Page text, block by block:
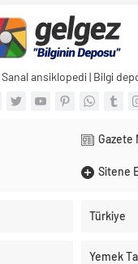
Sanal ansiklopedi | Bilgi
Gazete
Sitene
Türkiye
Yemek